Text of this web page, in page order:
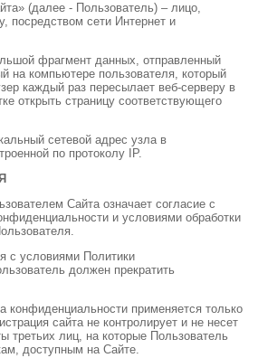
(далее - Пользователь) – лицо,
посредством сети Интернет и
фрагмент данных, отправленный
на компьютере пользователя, который
каждый раз пересылает веб-серверу в
открыть страницу соответствующего
сетевой адрес узла в
по протоколу IP.
Сайта означает согласие с
и условиями обработки
с условиями Политики
должен прекратить
конфиденциальности применяется только
сайта не контролирует и не несет
третьих лиц, на которые Пользователь
доступным на Сайте.